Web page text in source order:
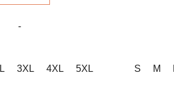
hviezdičiek.
-
3XL 4XL 5XL S M